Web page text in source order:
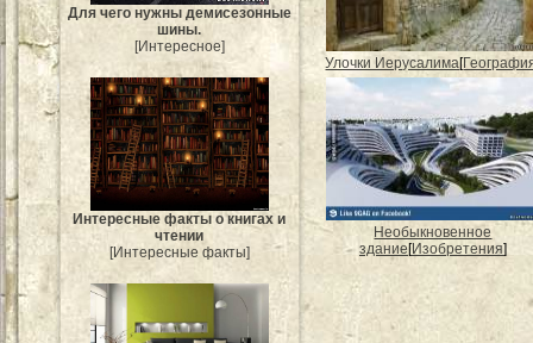
Для чего нужны демисезонные
шины.
[Интересное]
Интересные факты о книгах и
чтении
[Интересные факты]
Улочки Иерусалима[
Необыкновенное
здание[Изобретения]